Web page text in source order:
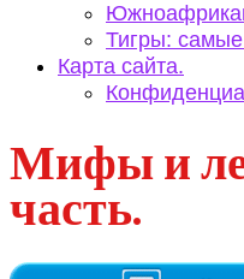
Тигры:
Карта сайта.
Мифы и
часть.